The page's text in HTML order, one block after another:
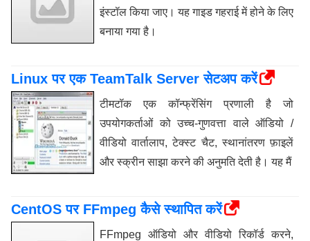
इंस्टॉल किया जाए। यह गाइड गहराई में होने के लिए
बनाया गया है।
Linux पर एक TeamTalk Server सेटअप करें
टीमटॉक एक कॉन्फ्रेंसिंग प्रणाली है जो
उपयोगकर्ताओं को उच्च-गुणवत्ता वाले ऑडियो /
वीडियो वार्तालाप, टेक्स्ट चैट, स्थानांतरण फ़ाइलें
और स्क्रीन साझा करने की अनुमति देती है। यह मैं
CentOS पर FFmpeg कैसे स्थापित करें
FFmpeg ऑडियो और वीडियो रिकॉर्ड करने,